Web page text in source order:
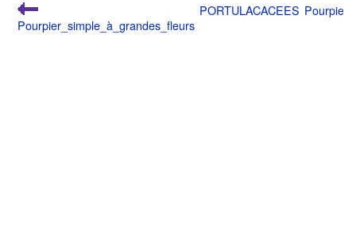
Pourpier_simple_à_grandes_fleurs
PORTULACACEES